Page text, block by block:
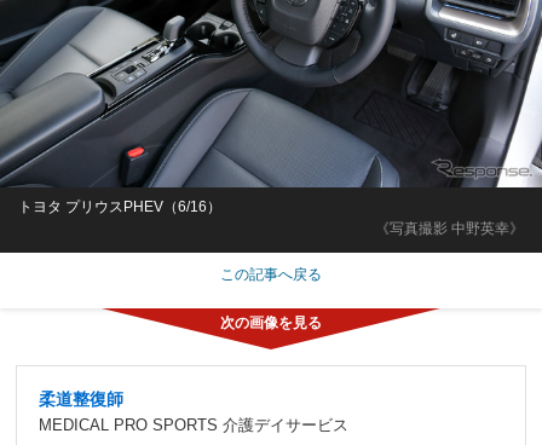
《写真撮影 中野英幸》
トヨタ プリウスPHEV（6/16）
この記事へ戻る
柔道整復師
MEDICAL PRO SPORTS 介護デイサービス